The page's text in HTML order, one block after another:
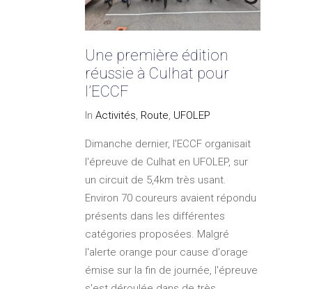
Une première édition
réussie à Culhat pour
l’ECCF
In Activités, Route, UFOLEP
Dimanche dernier, l'ECCF organisait
l'épreuve de Culhat en UFOLEP, sur
un circuit de 5,4km très usant.
Environ 70 coureurs avaient répondu
présents dans les différentes
catégories proposées. Malgré
l'alerte orange pour cause d'orage
émise sur la fin de journée, l'épreuve